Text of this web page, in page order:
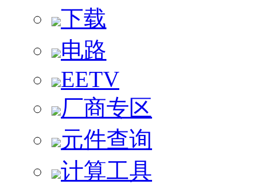
下载
电路
EETV
厂商专区
元件查询
计算工具